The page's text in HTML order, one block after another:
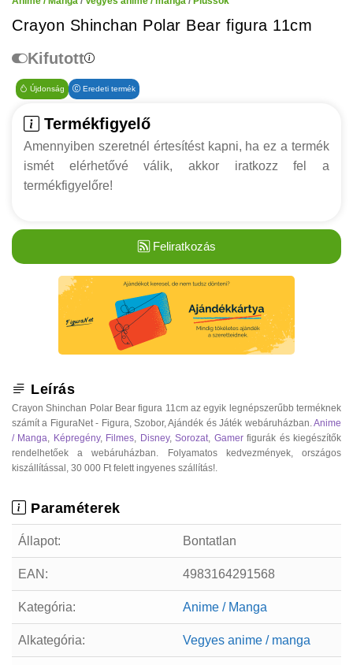
Crayon Shinchan Polar Bear figura 11cm
Kifutott
Újdonság Eredeti termék
Termékfigyelő
Amennyiben szeretnél értesítést kapni, ha ez a termék
ismét elérhetővé válik, akkor iratkozz fel a
termékfigyelőre!
Feliratkozás
Leírás
Crayon Shinchan Polar Bear figura 11cm az egyik legnépszerűbb terméknek
számít a FiguraNet - Figura, Szobor, Ajándék és Játék webáruházban. Anime
/ Manga
Képregény, Filmes Disney,Sorozat Gamerfigurák és kiegészítők
rendelhetőek a webáruházban. Folyamatos kedvezmények, országos
kiszállítással, 30 000 Ft felett ingyenes szállítás!.
Paraméterek
Állapot: Bontatlan
EAN: 4983164291568
Kategória: Anime / Manga
Alkategória: Vegyes anime / manga